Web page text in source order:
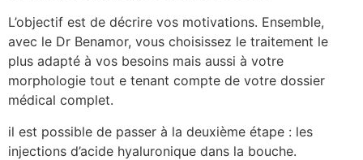
L’objectif est de décrire vos motivations. Ensemble,
avec le Dr Benamor, vous choisissez le traitement le
plus adapté à vos besoins mais aussi à votre
morphologie tout e tenant compte de votre dossier
médical complet.
il est possible de passer à la deuxième étape : les
injections d’acide hyaluronique dans la bouche.